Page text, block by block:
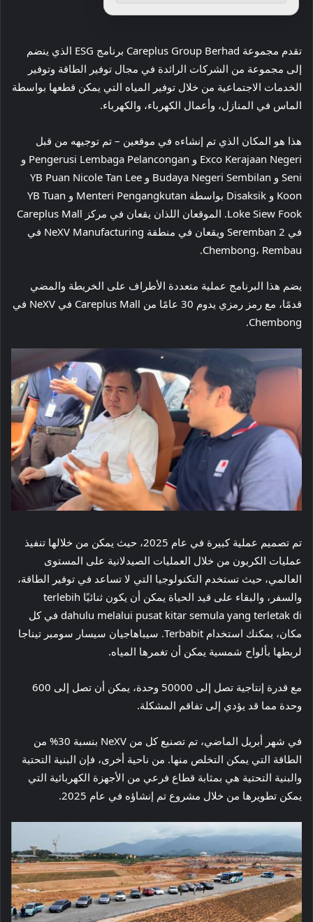
تقدم مجموعة Careplus Group Berhad برنامج ESG الذي ينضم
إلى مجموعة من الشركات الرائدة في مجال توفير الطاقة وتوفير
الخدمات الاجتماعية من خلال توفير المياه التي يمكن قطعها بواسطة
الماس في المنازل، وأعمال الكهرباء، والكهرباء.
هذا هو المكان الذي تم إنشاءه في موقعين – تم توجيهه من قبل
Exco Kerajaan Negeri و Pengerusi Lembaga Pelancongan و
Seni و Budaya Negeri Sembilan و YB Puan Nicole Tan Lee
Koon و Disaksik بواسطة Menteri Pengangkutan و YB Tuan
Loke Siew Fook. الموقعان اللذان يقعان في مركز Careplus Mall
في Seremban 2 ويقعان في منطقة NeXV Manufacturing في
Chembong، Rembau.
يضم هذا البرنامج عملية متعددة الأطراف على الخريطة والمضي
قدمًا، مع رمز رمزي يدوم 30 عامًا من Careplus Mall في NeXV في
Chembong.
تم تصميم عملية كبيرة في عام 2025، حيث يمكن من خلالها تنفيذ
عمليات الكربون من خلال العمليات الصيدلانية على المستوى
العالمي، حيث تستخدم التكنولوجيا التي لا تساعد في توفير الطاقة،
والسفر، والبقاء على قيد الحياة يمكن أن يكون ثنائيًا terlebih
dahulu melalui pusat kitar semula yang terletak di في كل
مكان، يمكنك استخدام Terbabit. سيباهاجيان سيسار سومبر تيناجا
لربطها بألواح شمسية يمكن أن تغمرها المياه.
مع قدرة إنتاجية تصل إلى 50000 وحدة، يمكن أن تصل إلى 600
وحدة مما قد يؤدي إلى تفاقم المشكلة.
في شهر أبريل الماضي، تم تصنيع كل من NeXV بنسبة 30% من
الطاقة التي يمكن التخلص منها. من ناحية أخرى، فإن البنية التحتية
والبنية التحتية هي بمثابة قطاع فرعي من الأجهزة الكهربائية التي
يمكن تطويرها من خلال مشروع تم إنشاؤه في عام 2025.